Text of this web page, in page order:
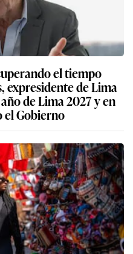
el tiempo
expresidente de Lima
de Lima 2027 y en
el Gobierno